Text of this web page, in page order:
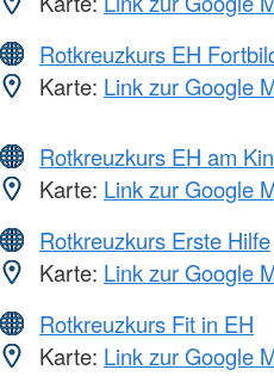
Rotkreuzkurs EH
Karte: Link zur Google
Rotkreuzkurs EH am
Karte: Link zur Google
Rotkreuzkurs Erste Hilfe
Karte: Link zur Google
Rotkreuzkurs Fit in EH
Karte: Link zur Google